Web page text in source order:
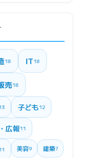
18 IT18
売18
子ども12
広報11
美容9 建築7